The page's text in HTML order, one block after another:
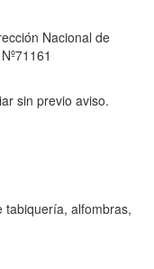
Nacional de
sin previo aviso.
tabiquería, alfombras,